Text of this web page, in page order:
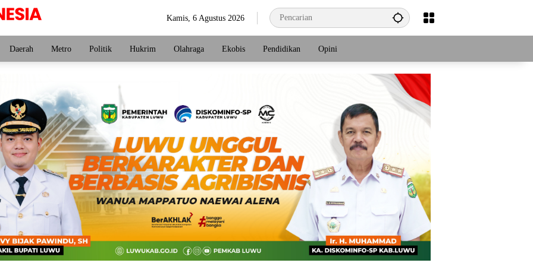
Kamis, 6 Agustus 2026
Daerah Metro Politik Hukrim Olahraga Ekobis Pendidikan Opini